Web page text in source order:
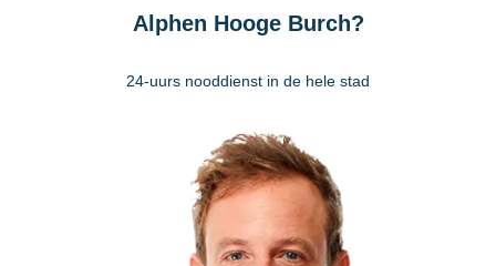
Alphen Hooge Burch?
24-uurs nooddienst in de hele stad